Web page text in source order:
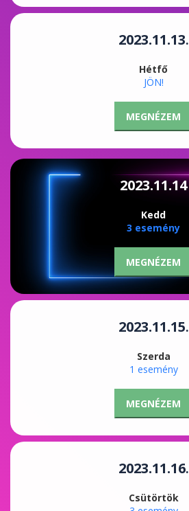
2023.11.13.
Hétfő
JÖN!
MEGNÉZEM
2023.11.14
Kedd
3 esemény
MEGNÉZEM
2023.11.15.
Szerda
1 esemény
MEGNÉZEM
2023.11.16.
Csütörtök